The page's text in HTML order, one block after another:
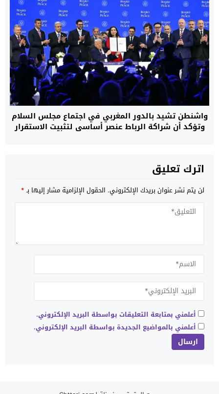
واشنطن تشيد بالدور المغربي في اجتماع مجلس السلام
وتؤكد أن شراكة الرباط عنصر أساسي لتثبيت الاستقرار
اترك تعليق
لن يتم نشر عنوان بريدك الإلكتروني. الحقول الإلزامية مشار إليها بـ*
أعلمني بمتابعة التعليقات بواسطة البريد الإلكتروني.
أعلمني بالمواضيع الجديدة بواسطة البريد الإلكتروني.